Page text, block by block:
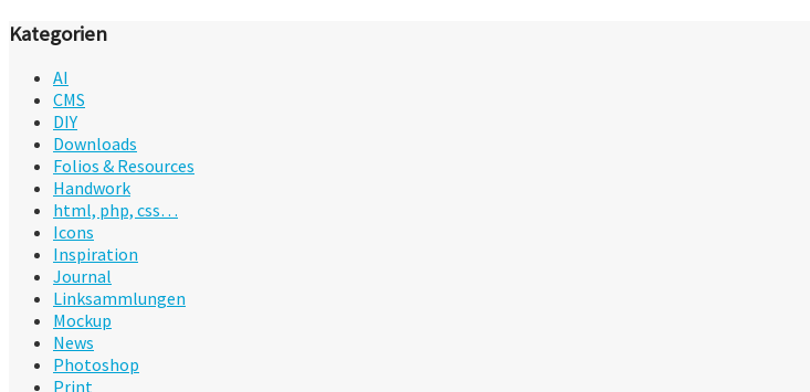
Kategorien
AI
CMS
DIY
Downloads
Folios & Resources
Handwork
html, php, css…
Icons
Inspiration
Journal
Linksammlungen
Mockup
News
Photoshop
Print